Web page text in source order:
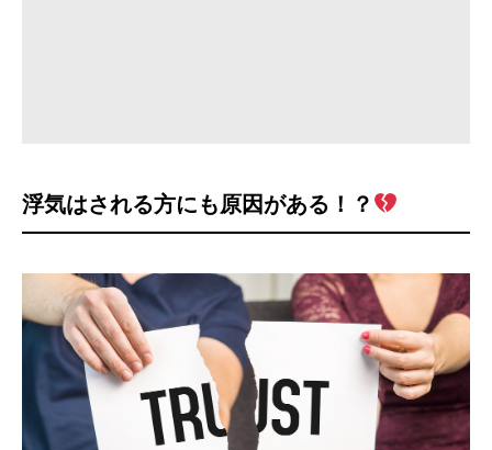
浮気はされる方にも原因がある！？